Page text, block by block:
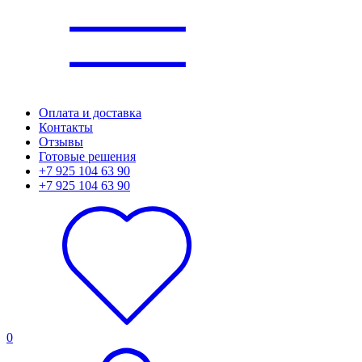
Оплата и доставка
Контакты
Отзывы
Готовые решения
+7 925 104 63 90
+7 925 104 63 90
0